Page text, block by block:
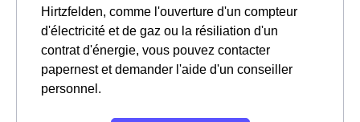
Hirtzfelden, comme l'ouverture d'un compteur
d'électricité et de gaz ou la résiliation d'un
contrat d'énergie, vous pouvez contacter
papernest et demander l'aide d'un conseiller
personnel.